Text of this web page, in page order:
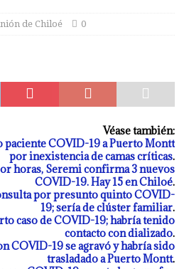
de Chiloé 0
Véase también:
paciente COVID-19 a Puerto Montt
por inexistencia de camas críticas.
horas, Seremi confirma 3 nuevos
COVID-19. Hay 15 en Chiloé.
por presunto quinto COVID-
19; sería de clúster familiar.
caso de COVID-19; habría tenido
contacto con dializado.
COVID-19 se agravó y habría sido
trasladado a Puerto Montt.